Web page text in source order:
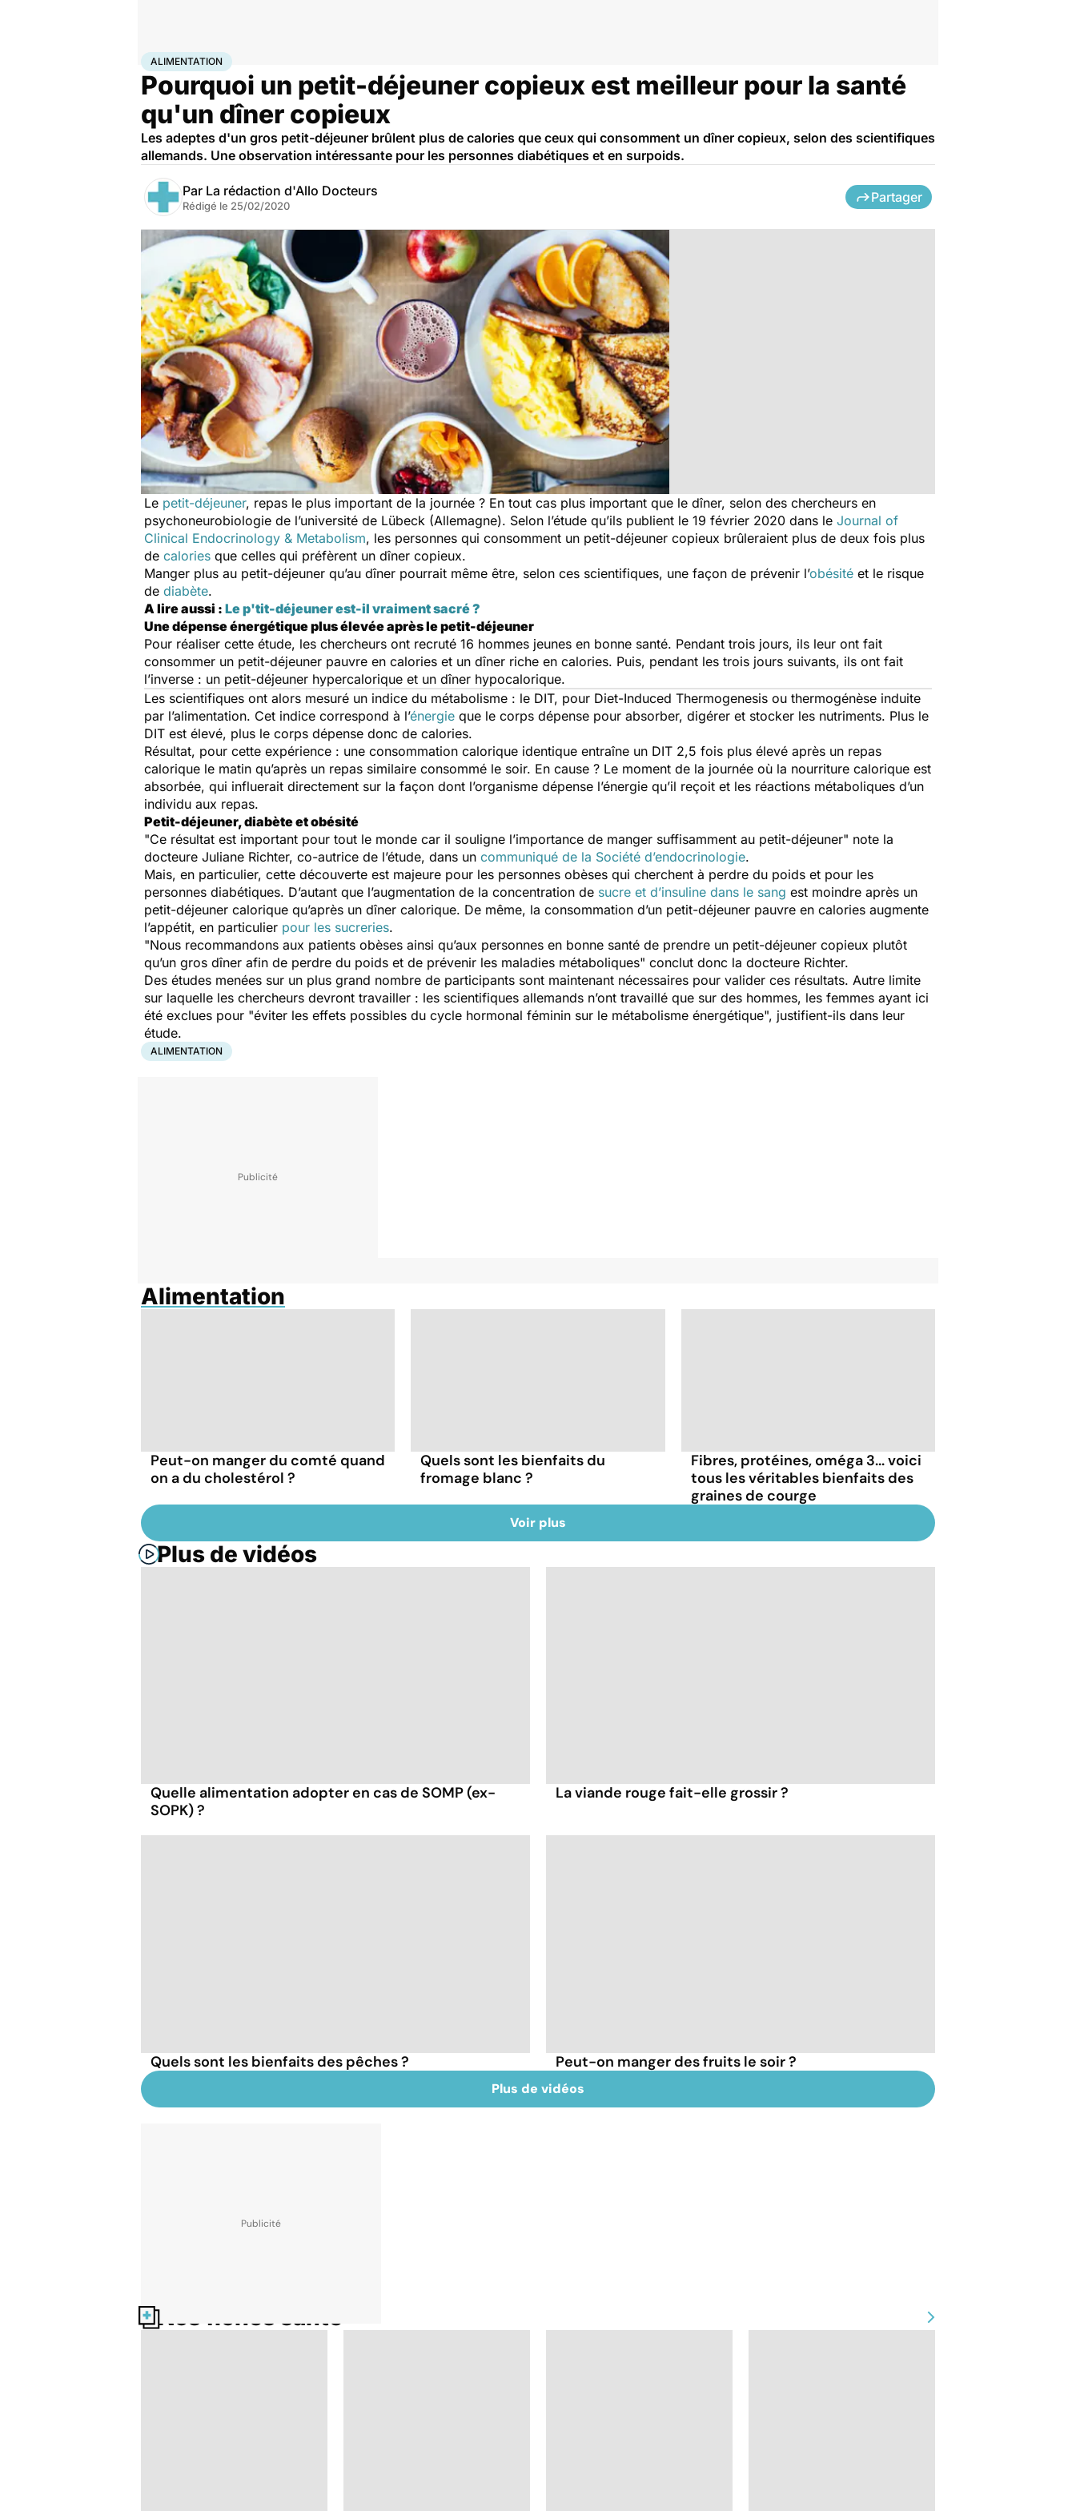
AccueilBien-êtreNutrition
ALIMENTATION
Pourquoi un petit-déjeuner copieux est meilleur pour la santé
qu'un dîner copieux
Les adeptes d'un gros petit-déjeuner brûlent plus de calories que ceux qui consomment un dîner copieux, selon des scientifiques
allemands. Une observation intéressante pour les personnes diabétiques et en surpoids.
Par La rédaction d'Allo Docteurs
Rédigé le 25/02/2020
Partager
Le petit-déjeuner, repas le plus important de la journée ? En tout cas plus important que le dîner, selon des chercheurs en
psychoneurobiologie de l’université de Lübeck (Allemagne). Selon l’étude qu’ils publient le 19 février 2020 dans le Journal of
Clinical Endocrinology & Metabolism, les personnes qui consomment un petit-déjeuner copieux brûleraient plus de deux fois plus
de calories que celles qui préfèrent un dîner copieux.
Manger plus au petit-déjeuner qu’au dîner pourrait même être, selon ces scientifiques, une façon de prévenir l’obésité et le risque
de diabète.
A lire aussi : Le p'tit-déjeuner est-il vraiment sacré ?
Une dépense énergétique plus élevée après le petit-déjeuner
Pour réaliser cette étude, les chercheurs ont recruté 16 hommes jeunes en bonne santé. Pendant trois jours, ils leur ont fait
consommer un petit-déjeuner pauvre en calories et un dîner riche en calories. Puis, pendant les trois jours suivants, ils ont fait
l’inverse : un petit-déjeuner hypercalorique et un dîner hypocalorique.
Les scientifiques ont alors mesuré un indice du métabolisme : le DIT, pour Diet-Induced Thermogenesis ou thermogénèse induite
par l’alimentation. Cet indice correspond à l’énergie que le corps dépense pour absorber, digérer et stocker les nutriments. Plus le
DIT est élevé, plus le corps dépense donc de calories.
Résultat, pour cette expérience : une consommation calorique identique entraîne un DIT 2,5 fois plus élevé après un repas
calorique le matin qu’après un repas similaire consommé le soir. En cause ? Le moment de la journée où la nourriture calorique est
absorbée, qui influerait directement sur la façon dont l’organisme dépense l’énergie qu’il reçoit et les réactions métaboliques d’un
individu aux repas.
Petit-déjeuner, diabète et obésité
"Ce résultat est important pour tout le monde car il souligne l’importance de manger suffisamment au petit-déjeuner" note la
docteure Juliane Richter, co-autrice de l’étude, dans un communiqué de la Société d’endocrinologie.
Mais, en particulier, cette découverte est majeure pour les personnes obèses qui cherchent à perdre du poids et pour les
personnes diabétiques. D’autant que l’augmentation de la concentration de sucre et d’insuline dans le sang est moindre après un
petit-déjeuner calorique qu’après un dîner calorique. De même, la consommation d’un petit-déjeuner pauvre en calories augmente
l’appétit, en particulier pour les sucreries.
"Nous recommandons aux patients obèses ainsi qu’aux personnes en bonne santé de prendre un petit-déjeuner copieux plutôt
qu’un gros dîner afin de perdre du poids et de prévenir les maladies métaboliques" conclut donc la docteure Richter.
Des études menées sur un plus grand nombre de participants sont maintenant nécessaires pour valider ces résultats. Autre limite
sur laquelle les chercheurs devront travailler : les scientifiques allemands n’ont travaillé que sur des hommes, les femmes ayant ici
été exclues pour "éviter les effets possibles du cycle hormonal féminin sur le métabolisme énergétique", justifient-ils dans leur
étude.
ALIMENTATION
Alimentation
Peut-on manger du comté quand
on a du cholestérol ?
Quels sont les bienfaits du
fromage blanc ?
Fibres, protéines, oméga 3... voici
tous les véritables bienfaits des
graines de courge
Voir plus
Plus de vidéos
Quelle alimentation adopter en cas de SOMP (ex-
SOPK) ?
La viande rouge fait-elle grossir ?
Quels sont les bienfaits des pêches ? Peut-on manger des fruits le soir ?
Plus de vidéos
Nos fiches santé